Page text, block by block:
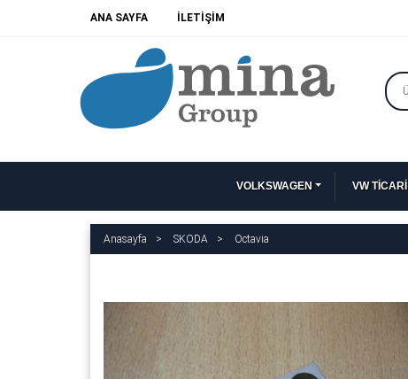
ANA SAYFA İLETİŞİM
VOLKSWAGEN VW TİCARİ
Anasayfa SKODA Octavia